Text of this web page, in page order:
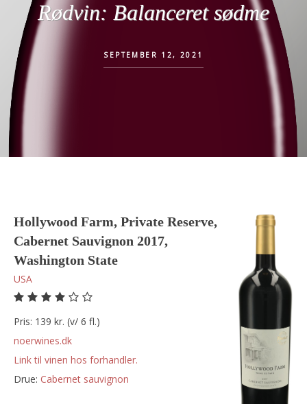
Rødvin: Balanceret sødme
SEPTEMBER 12, 2021
Hollywood Farm, Private Reserve,
Cabernet Sauvignon 2017,
Washington State
USA
Pris: 139 kr. (v/ 6 fl.)
noerwines.dk
Link til vinen hos forhandler.
Drue:
cabernet sauvignon